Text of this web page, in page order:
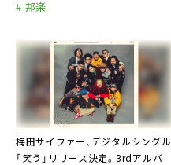
# 邦楽
梅田サイファー、デジタルシングル
「笑う」リリース決定。3rdアルバ